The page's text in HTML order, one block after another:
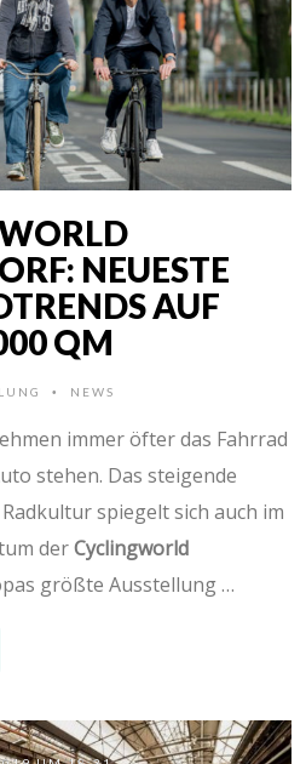
NEUESTE
AUF
QM
• NEWS
immer öfter das Fahrrad
stehen. Das steigende
spiegelt sich auch im
derCyclingworld
größte Ausstellung …